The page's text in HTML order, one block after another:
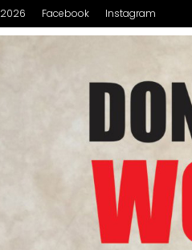
Facebook Instagram